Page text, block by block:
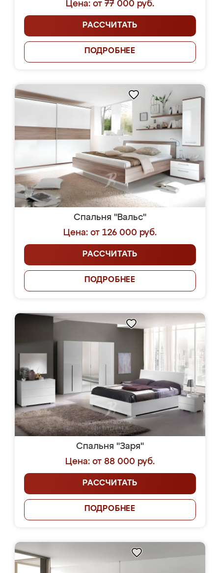
Цена: от 77 000 руб.
РАССЧИТАТЬ
ПОДРОБНЕЕ
Спальня "Вальс"
Цена: от 126 000 руб.
РАССЧИТАТЬ
ПОДРОБНЕЕ
Спальня "Заря"
Цена: от 88 000 руб.
РАССЧИТАТЬ
ПОДРОБНЕЕ